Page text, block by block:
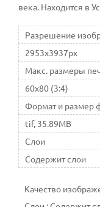
века. Находится в
Разрешение
2953x3937px
Макс. размеры
60x80 (3:4)
Формат и размер
tif, 35.89MB
Слои
Содержит слои
Качество